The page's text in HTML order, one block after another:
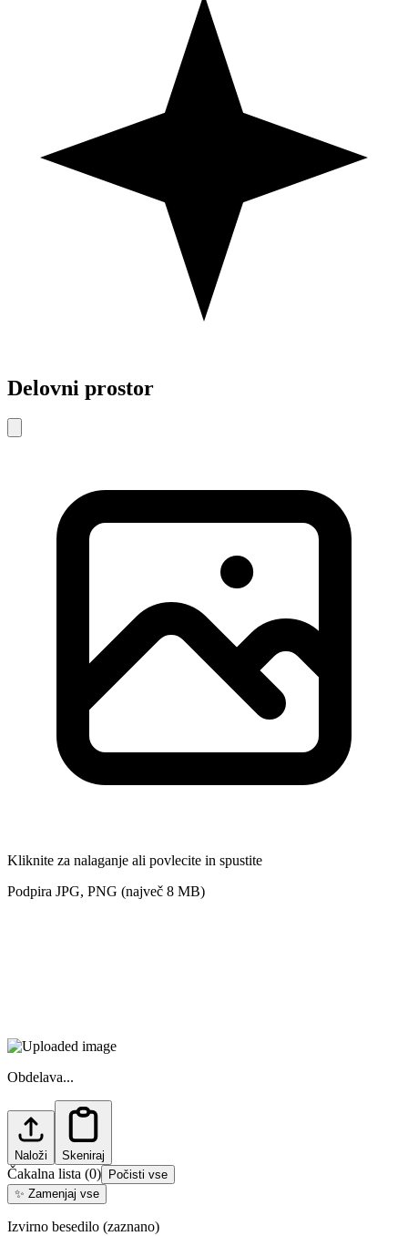
Delovni prostor
Kliknite za nalaganje ali povlecite in spustite
Podpira JPG, PNG (največ 8 MB)
Obdelava...
Naloži Skeniraj
Čakalna lista (0)
Počisti vse
✨ Zamenjaj vse
Izvirno besedilo (zaznano)